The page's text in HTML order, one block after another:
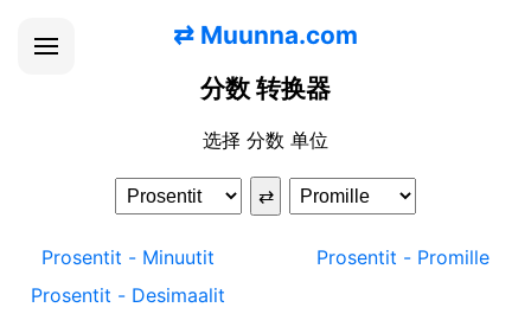
⇄ Muunna.com
分数 转换器
选择 分数 单位
⇄
Prosentit - Minuutit
Prosentit - Desimaalit
Prosentit - Promille